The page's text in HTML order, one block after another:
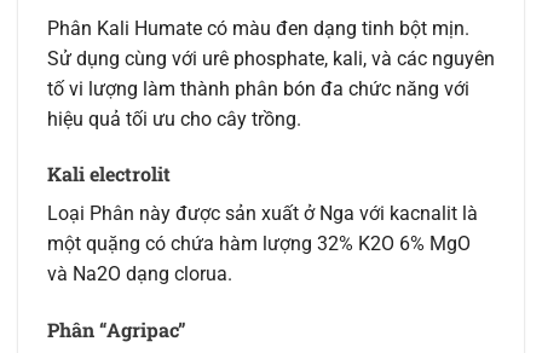
Phân Kali Humate có màu đen dạng tinh bột mịn.
Sử dụng cùng với urê phosphate, kali, và các nguyên
tố vi lượng làm thành phân bón đa chức năng với
hiệu quả tối ưu cho cây trồng.
Kali electrolit
Loại Phân này được sản xuất ở Nga với kacnalit là
một quặng có chứa hàm lượng 32% K2O 6% MgO
và Na2O dạng clorua.
Phân “Agripac”